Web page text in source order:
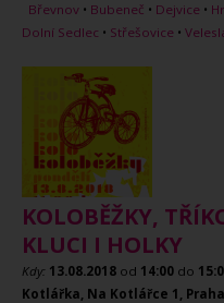
Břevnov • Bubeneč • Dejvice •
Dolní Sedlec • Střešovice •
KOLOBĚŽKY,
KLUCI I HOLKY
Kdy: 13.08.2018 od 14:00 do
Kotlářka, Na Kotlářce 1,